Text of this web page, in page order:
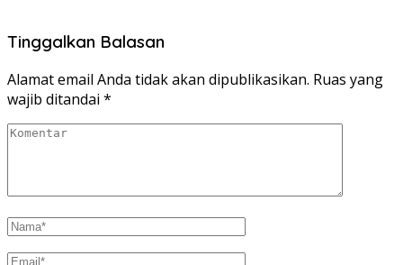
Tinggalkan Balasan
Alamat email Anda tidak akan dipublikasikan. Ruas yang
wajib ditandai *